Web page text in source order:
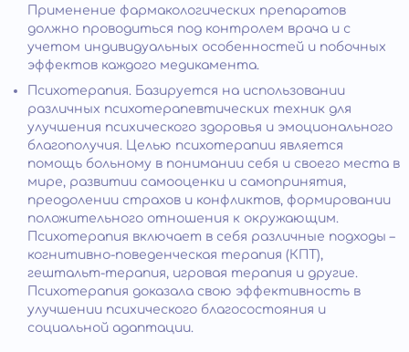
Применение фармакологических препаратов
должно проводиться под контролем врача и с
учетом индивидуальных особенностей и побочных
эффектов каждого медикамента.
Психотерапия. Базируется на использовании
различных психотерапевтических техник для
улучшения психического здоровья и эмоционального
благополучия. Целью психотерапии является
помощь больному в понимании себя и своего места в
мире, развитии самооценки и самопринятия,
преодолении страхов и конфликтов, формировании
положительного отношения к окружающим.
Психотерапия включает в себя различные подходы –
когнитивно-поведенческая терапия (КПТ),
гештальт-терапия, игровая терапия и другие.
Психотерапия доказала свою эффективность в
улучшении психического благосостояния и
социальной адаптации.